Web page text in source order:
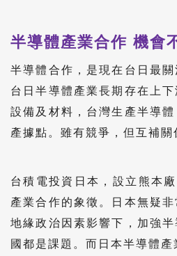
半導體產業合作 機會
半導體合作，是現在台日最關
台日半導體產業長期存在上
設備及材料，台灣生產半導
產據點。雖有競爭，但互補關
台積電投資日本，設立熊本
產業合作的象徵。日本無疑
地緣政治因素影響下，加強
國都是課題。而日本半導體